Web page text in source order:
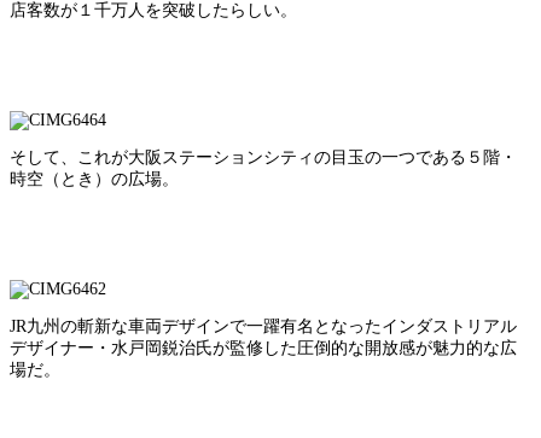
店客数が１千万人を突破したらしい。
そして、これが大阪ステーションシティの目玉の一つである５階・
時空（とき）の広場。
JR九州の斬新な車両デザインで一躍有名となったインダストリアル
デザイナー・水戸岡鋭治氏が監修した圧倒的な開放感が魅力的な広
場だ。